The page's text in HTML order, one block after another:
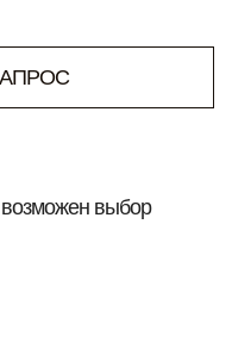
возможен выбор